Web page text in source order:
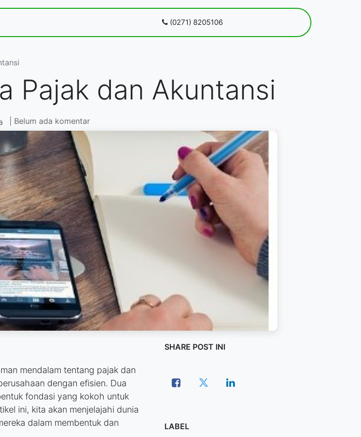
Blog Pendaftaran
(0271) 8205106
Pajak dan Akuntansi
| Belum ada komentar
mendalam tentang pajak dan
dengan efisien. Dua
fondasi yang kokoh untuk
ini, kita akan menjelajahi dunia
dalam membentuk dan
SHARE POST INI
LABEL